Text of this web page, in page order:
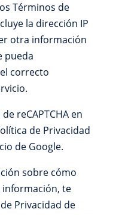
Términos de
la dirección IP
otra información
pueda
correcto
reCAPTCHA en
de Privacidad
de Google.
sobre cómo
información, te
Privacidad de